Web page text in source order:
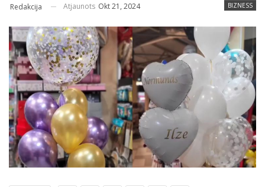
BIZNESS
Redakcija Atjaunots Okt 21, 2024